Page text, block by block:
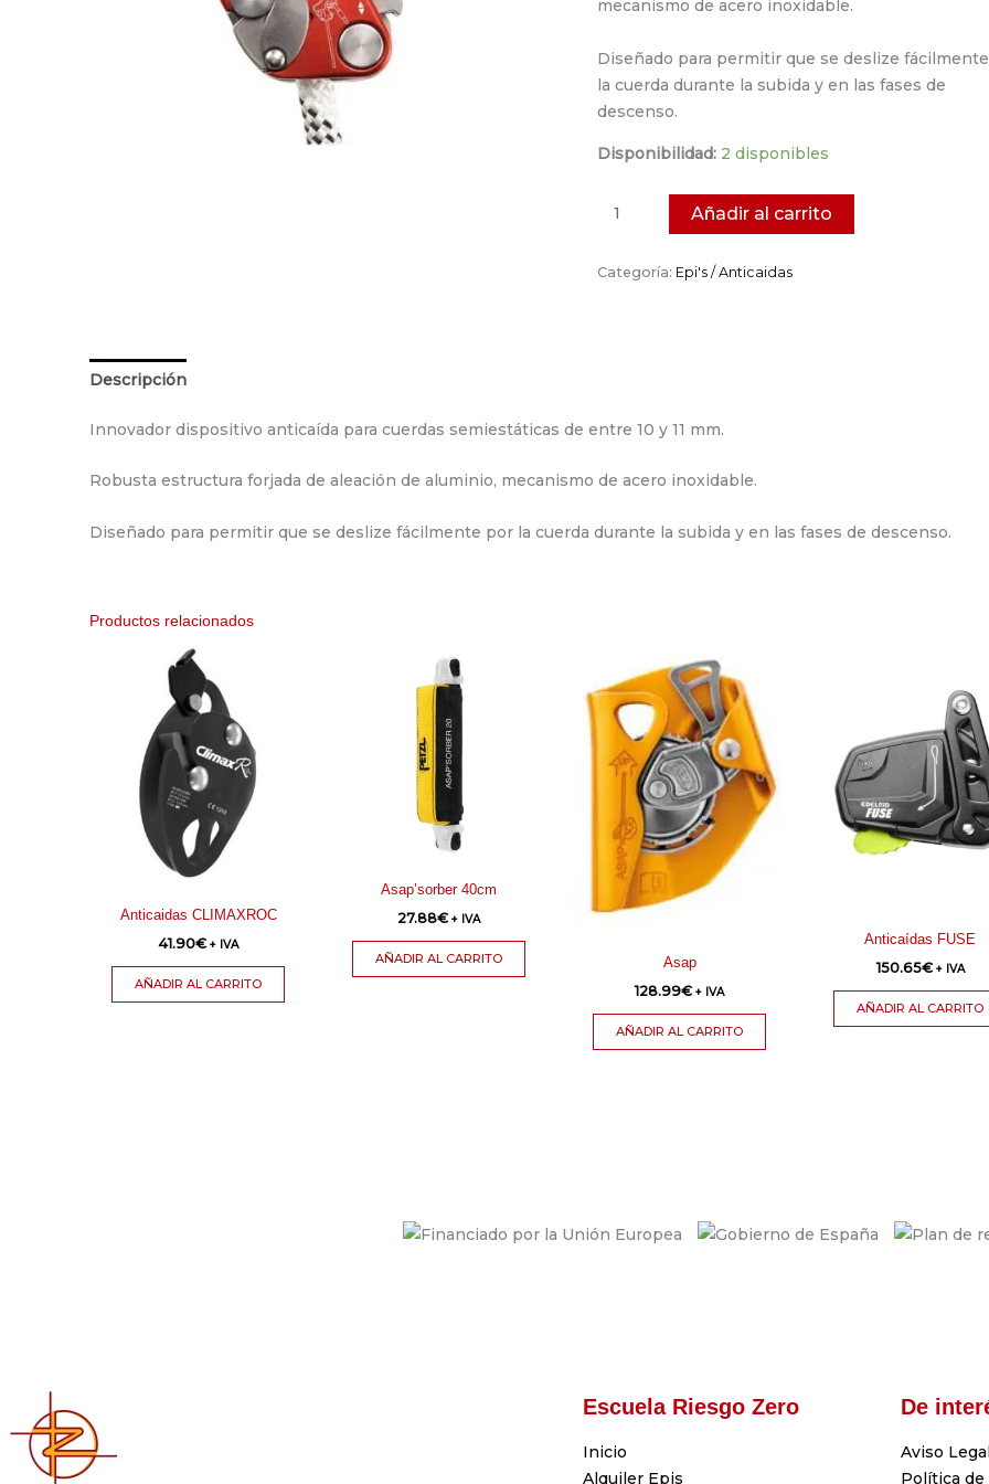
mecanismo de acero inoxidable.
Diseñado para permitir que se deslize
la cuerda durante la subida y en las fases de
descenso.
Disponibilidad: 2 disponibles
Añadir al carrito
Categoría: Epi's / Anticaidas
Descripción
Innovador dispositivo anticaída para cuerdas semiestáticas de entre 10 y 11 mm.
Robusta estructura forjada de aleación de aluminio, mecanismo de acero inoxidable.
Diseñado para permitir que se deslize fácilmente por la cuerda durante la subida y en las fases de descenso.
Productos relacionados
Anticaidas CLIMAXROC
41.90€ + IVA
AÑADIR AL CARRITO
Asap’sorber 40cm
27.88€ + IVA
AÑADIR AL CARRITO
Asap
128.99€ + IVA
AÑADIR AL CARRITO
Anticaídas FUSE
150.65€ + IVA
AÑADIR AL CARRITO
Escuela Riesgo Zero
Inicio
Alquiler Epis
De
Aviso
Política